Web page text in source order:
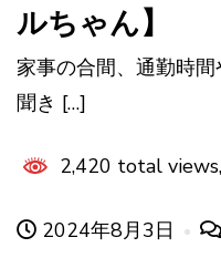
ルちゃん】
家事の合間、通勤時
聞き […]
2,420 total
2024年8月3日